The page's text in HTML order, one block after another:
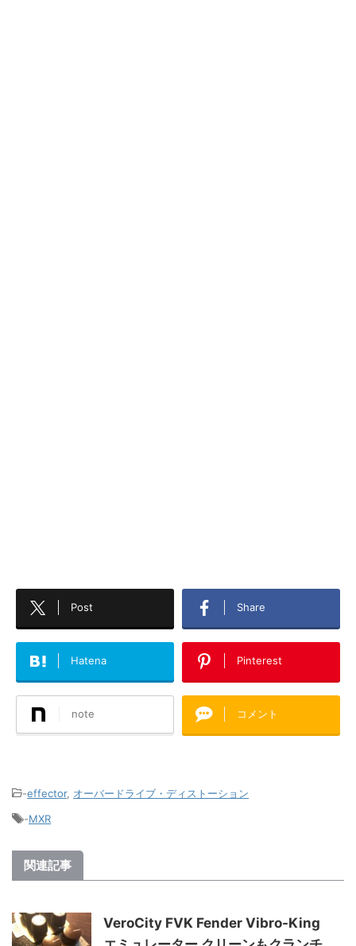
Post Share
Hatena Pinterest
note コメント
-effector, オーバードライブ・ディストーション
-MXR
関連記事
VeroCity FVK Fender Vibro-King